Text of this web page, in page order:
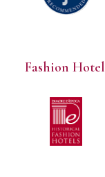
Fashion Hotel